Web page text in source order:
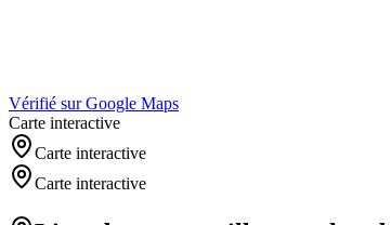
Vérifié sur Google Maps
Carte interactive
Carte interactive
Carte interactive